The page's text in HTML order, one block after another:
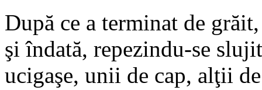
După ce a terminat de
şi îndată, repezindu-se
ucigaşe, unii de cap, alţii